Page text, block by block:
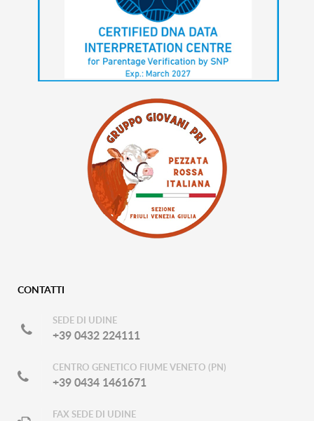
CONTATTI
SEDE DI UDINE
+39 0432 224111
CENTRO GENETICO FIUME VENETO (PN)
+39 0434 1461671
FAX SEDE DI UDINE